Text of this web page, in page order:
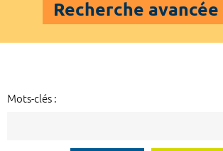
Recherche avancée
Mots-clés :